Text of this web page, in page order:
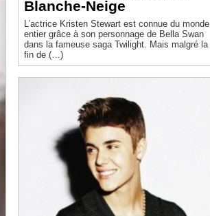
Blanche-Neige
L’actrice Kristen Stewart est connue du monde
entier grâce à son personnage de Bella Swan
dans la fameuse saga Twilight. Mais malgré la
fin de (…)